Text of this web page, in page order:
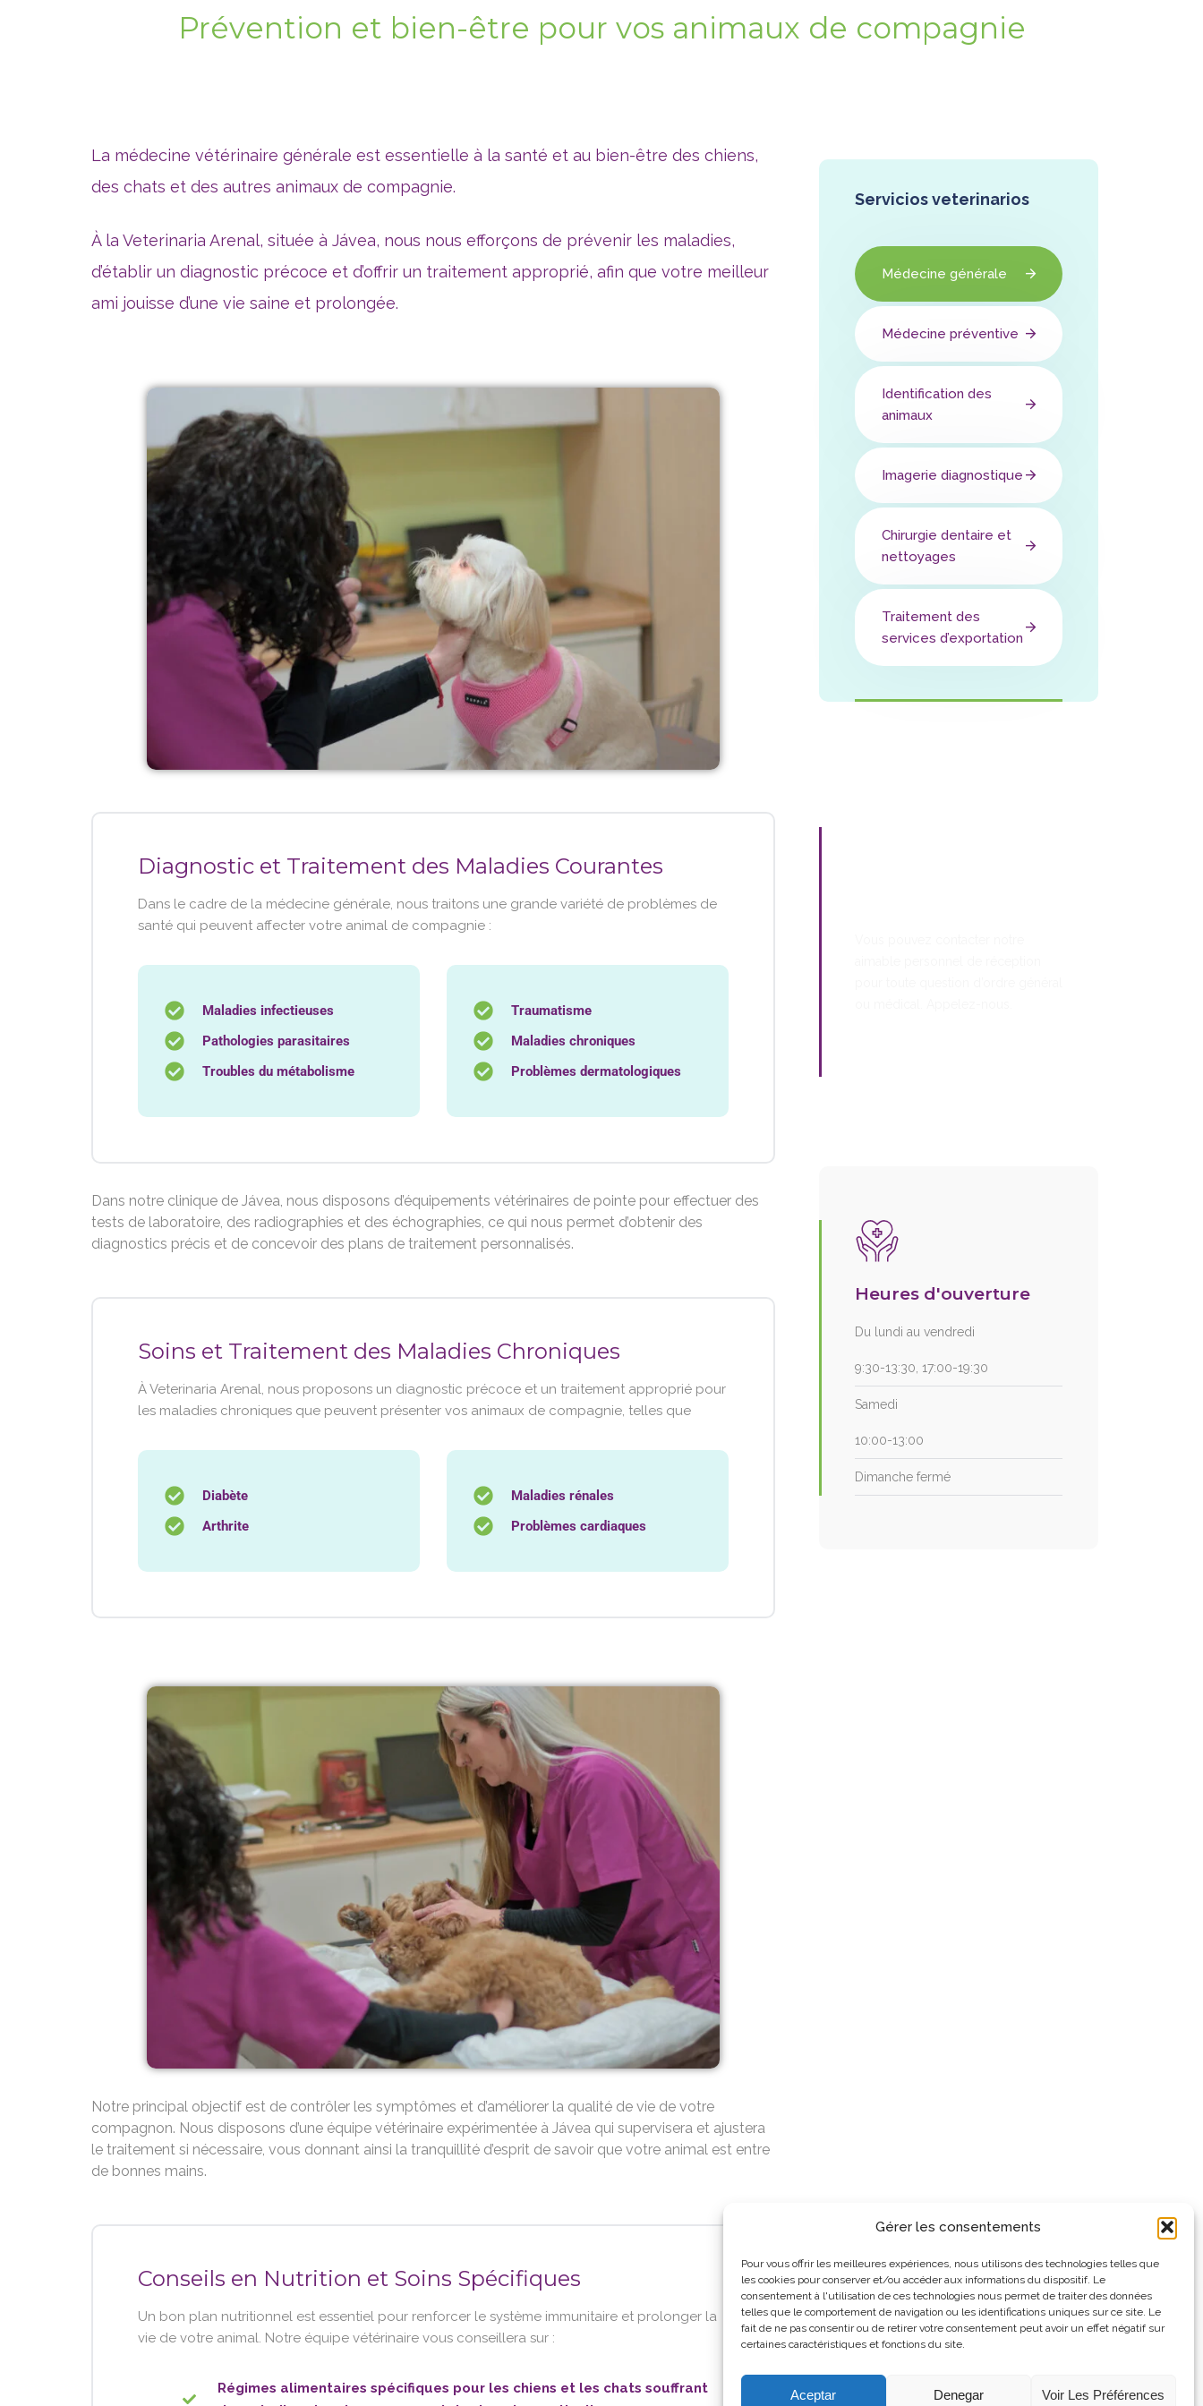
Gérer les consentements
Pour vous offrir les meilleures expériences, nous utilisons des technologies telles que
les cookies pour conserver et/ou accéder aux informations du dispositif. Le
consentement à l'utilisation de ces technologies nous permet de traiter des données
telles que le comportement de navigation ou les identifications uniques sur ce site. Le
fait de ne pas consentir ou de retirer votre consentement peut avoir un effet négatif sur
certaines caractéristiques et fonctions du site.
Aceptar Denegar Voir Les Préférences
Prévention et bien-être pour vos animaux de compagnie
La médecine vétérinaire générale est essentielle à la santé et au bien-être des chiens,
des chats et des autres animaux de compagnie.
À la Veterinaria Arenal, située à Jávea, nous nous efforçons de prévenir les maladies,
d’établir un diagnostic précoce et d’offrir un traitement approprié, afin que votre meilleur
ami jouisse d’une vie saine et prolongée.
Diagnostic et Traitement des Maladies Courantes
Dans le cadre de la médecine générale, nous traitons une grande variété de problèmes de
santé qui peuvent affecter votre animal de compagnie :
Maladies infectieuses
Pathologies parasitaires
Troubles du métabolisme
Traumatisme
Maladies chroniques
Problèmes dermatologiques
Dans notre clinique de Jávea, nous disposons d’équipements vétérinaires de pointe pour effectuer des
tests de laboratoire, des radiographies et des échographies, ce qui nous permet d’obtenir des
diagnostics précis et de concevoir des plans de traitement personnalisés.
Soins et Traitement des Maladies Chroniques
À Veterinaria Arenal, nous proposons un diagnostic précoce et un traitement approprié pour
les maladies chroniques que peuvent présenter vos animaux de compagnie, telles que
Diabète
Arthrite
Maladies rénales
Problèmes cardiaques
Notre principal objectif est de contrôler les symptômes et d’améliorer la qualité de vie de votre
compagnon. Nous disposons d’une équipe vétérinaire expérimentée à Jávea qui supervisera et ajustera
le traitement si nécessaire, vous donnant ainsi la tranquillité d’esprit de savoir que votre animal est entre
de bonnes mains.
Conseils en Nutrition et Soins Spécifiques
Un bon plan nutritionnel est essentiel pour renforcer le système immunitaire et prolonger la
vie de votre animal. Notre équipe vétérinaire vous conseillera sur :
Régimes alimentaires spécifiques pour les chiens et les chats souffrant
Servicios veterinarios
Médecine générale
Médecine préventive
Identification des
animaux
Imagerie diagnostique
Chirurgie dentaire et
nettoyages
Traitement des
services d’exportation
Heures d'ouverture
Du lundi au vendredi
9:30-13:30, 17:00-19:30
Samedi
10:00-13:00
Dimanche fermé